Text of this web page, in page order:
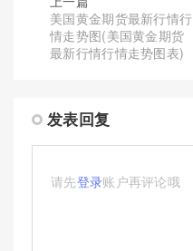
美国黄金期货最新行情行
情走势图(美国黄金期货
最新行情行情走势图表)
发表回复
请先登录账户再评论哦